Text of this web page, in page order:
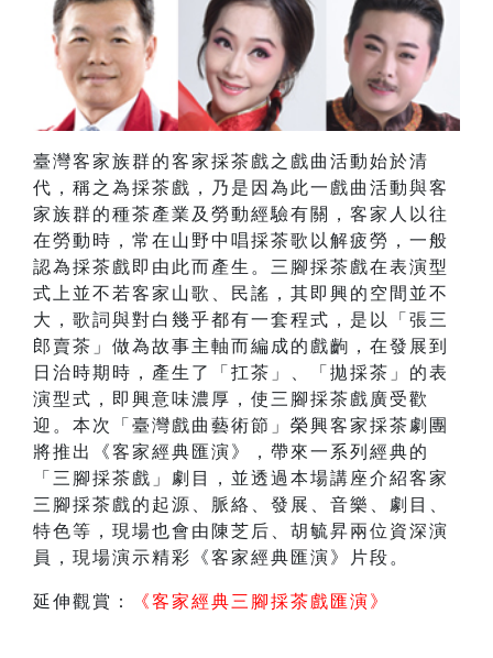
臺灣客家族群的客家採茶戲之戲曲活動始於清
代，稱之為採茶戲，乃是因為此一戲曲活動與客
家族群的種茶產業及勞動經驗有關，客家人以往
在勞動時，常在山野中唱採茶歌以解疲勞，一般
認為採茶戲即由此而產生。三腳採茶戲在表演型
式上並不若客家山歌、民謠，其即興的空間並不
大，歌詞與對白幾乎都有一套程式，是以「張三
郎賣茶」做為故事主軸而編成的戲齣，在發展到
日治時期時，產生了「扛茶」、「拋採茶」的表
演型式，即興意味濃厚，使三腳採茶戲廣受歡
迎。本次「臺灣戲曲藝術節」榮興客家採茶劇團
將推出《客家經典匯演》，帶來一系列經典的
「三腳採茶戲」劇目，並透過本場講座介紹客家
三腳採茶戲的起源、脈絡、發展、音樂、劇目、
特色等，現場也會由陳芝后、胡毓昇兩位資深演
員，現場演示精彩《客家經典匯演》片段。
延伸觀賞： 《客家經典三腳採茶戲匯演》